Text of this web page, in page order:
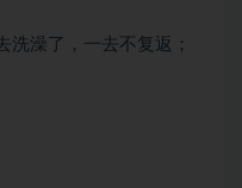
洗澡了，一去不复返；